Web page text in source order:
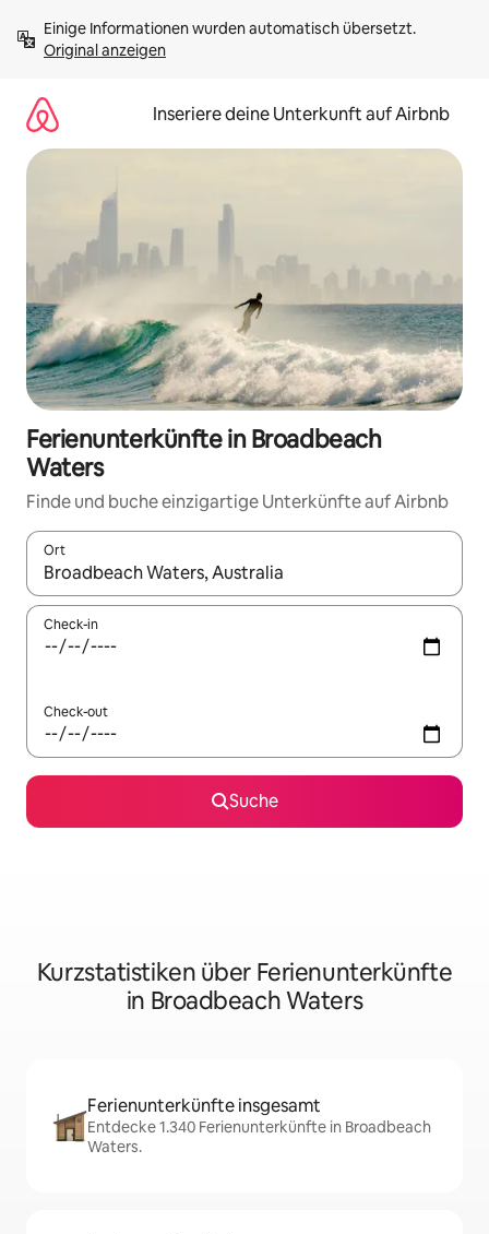
Inhalten
springenOriginal anzeigen
Inseriere deine Unterkunft auf Airbnb
Ferienunterkünfte in Broadbeach
Waters
Finde und buche einzigartige Unterkünfte auf Airbnb
Ort
Wenn Ergebnisse verfügbar sind, navigiere mit den
Check-in
Check-out
Suche
Kurzstatistiken über Ferienunterkünfte
in Broadbeach Waters
Ferienunterkünfte insgesamt
Entdecke 1.340 Ferienunterkünfte in Broadbeach
Waters.